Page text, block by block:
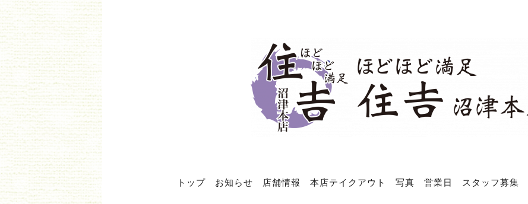
トップ お知らせ 店舗情報 本店テイクアウト 写真 営業日 スタッフ募集